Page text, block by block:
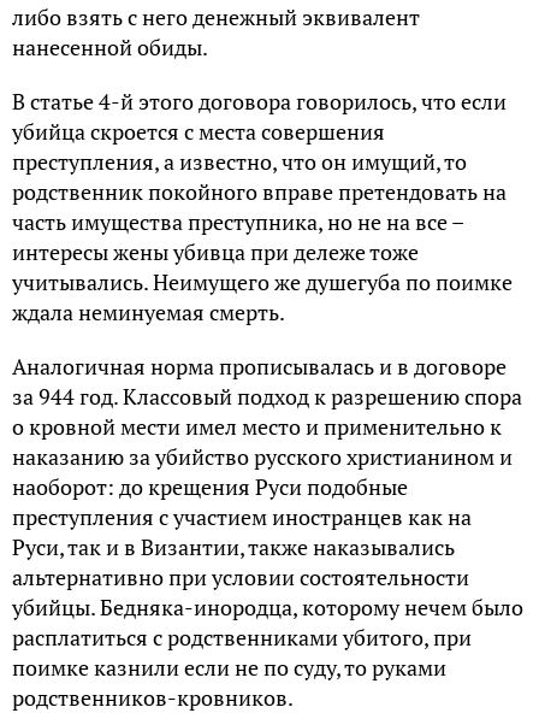
либо взять с него денежный эквивалент
нанесенной обиды.
В статье 4-й этого договора говорилось, что если
убийца скроется с места совершения
преступления, а известно, что он имущий, то
родственник покойного вправе претендовать на
часть имущества преступника, но не на все –
интересы жены убивца при дележе тоже
учитывались. Неимущего же душегуба по поимке
ждала неминуемая смерть.
Аналогичная норма прописывалась и в договоре
за 944 год. Классовый подход к разрешению спора
о кровной мести имел место и применительно к
наказанию за убийство русского христианином и
наоборот: до крещения Руси подобные
преступления с участием иностранцев как на
Руси, так и в Византии, также наказывались
альтернативно при условии состоятельности
убийцы. Бедняка-инородца, которому нечем было
расплатиться с родственниками убитого, при
поимке казнили если не по суду, то руками
родственников-кровников.